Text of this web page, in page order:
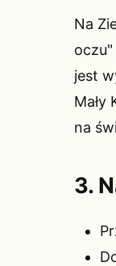
Na
oczu"
jest
Mały
na
3.